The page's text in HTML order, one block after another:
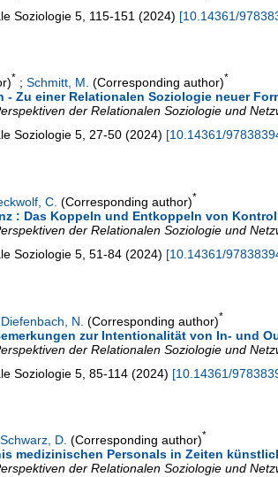
Soziologie 5 115-151 (2024) [10.14361/
* ; Schmitt, M. (Corresponding author)*
- Zu einer Relationalen Soziologie neuer
der Relationalen Soziologie und
Soziologie 5, 27-50 (2024) [10.14361/
C. (Corresponding author)*
: Das Koppeln und Entkoppeln von
der Relationalen Soziologie und
Soziologie 5 51-84 (2024) [10.14361/
Diefenbach, N. (Corresponding author)*
zur Intentionalität von In- und
der Relationalen Soziologie und
Soziologie 5 85-114 (2024) [10.14361/
Schwarz, D. (Corresponding author)*
medizinischen Personals in Zeiten
der Relationalen Soziologie und